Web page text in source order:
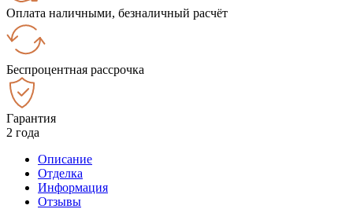
Оплата наличными, безналичный расчёт
Беспроцентная рассрочка
Гарантия
2 года
Описание
Отделка
Информация
Отзывы